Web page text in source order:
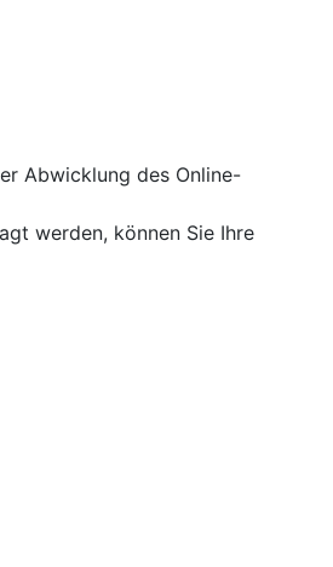
Abwicklung des Online-
werden, können Sie Ihre